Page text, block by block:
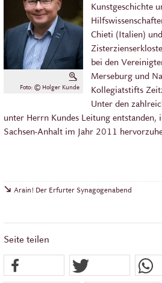
Vergrößern
Foto: © Holger Kunde
Kunstgeschichte
Chieti (Italien)
bei den
Merseburg und
Kollegiatstifts
Unter den
unter Herrn Kundes Leitung entstanden,
Sachsen-Anhalt im Jahr 2011
Arain! Der Erfurter Synagogenabend
Seite teilen